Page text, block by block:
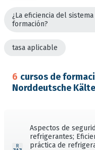
¿La eficiencia del
formación?
tasa aplicable
6 cursos de
Norddeutsche
Aspectos de
refrigerantes;
práctica de